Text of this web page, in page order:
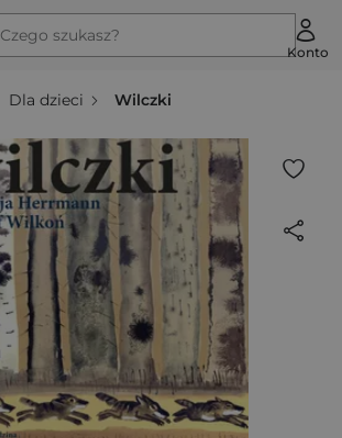
Czego szukasz?
Konto
Dla dzieci Wilczki